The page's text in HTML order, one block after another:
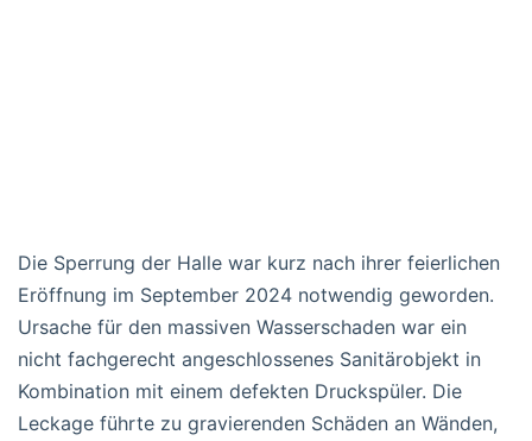
Die Sperrung der Halle war kurz nach ihrer feierlichen
Eröffnung im September 2024 notwendig geworden.
Ursache für den massiven Wasserschaden war ein
nicht fachgerecht angeschlossenes Sanitärobjekt in
Kombination mit einem defekten Druckspüler. Die
Leckage führte zu gravierenden Schäden an Wänden,